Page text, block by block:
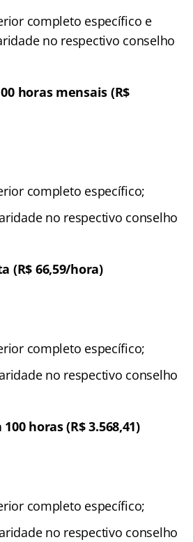
completo específico e
no respectivo conselho
horas mensais (R$
completo específico;
no respectivo conselho
(R$ 66,59/hora)
completo específico;
no respectivo conselho
horas (R$ 3.568,41)
completo específico;
no respectivo conselho